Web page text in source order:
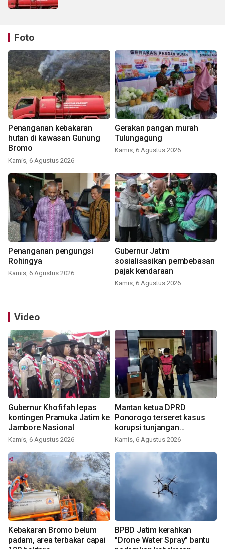
Foto
Penanganan kebakaran
hutan di kawasan Gunung
Bromo
Kamis, 6 Agustus 2026
Gerakan pangan murah
Tulungagung
Kamis, 6 Agustus 2026
Penanganan pengungsi
Rohingya
Kamis, 6 Agustus 2026
Gubernur Jatim
sosialisasikan pembebasan
pajak kendaraan
Kamis, 6 Agustus 2026
Video
Gubernur Khofifah lepas
kontingen Pramuka Jatim ke
Jambore Nasional
Kamis, 6 Agustus 2026
Mantan ketua DPRD
Ponorogo terseret kasus
korupsi tunjangan
perumahan
Kamis, 6 Agustus 2026
Kebakaran Bromo belum
padam, area terbakar capai
BPBD Jatim kerahkan
"Drone Water Spray" bantu